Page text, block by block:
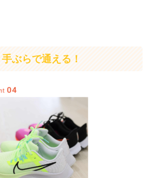
ぶらで通える！